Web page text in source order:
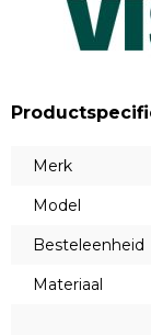
Merk
Model
Besteleenheid
Materiaal